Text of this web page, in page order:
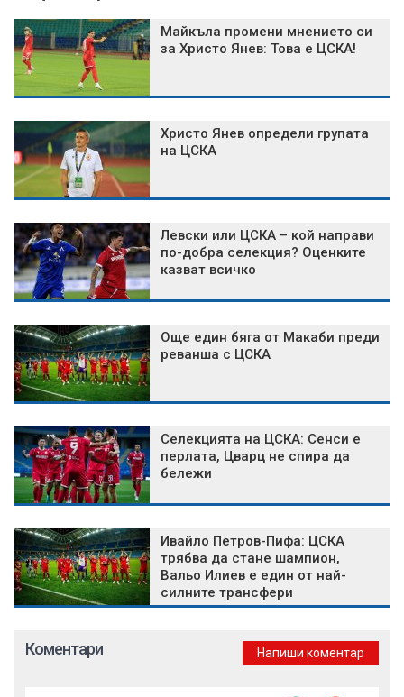
Майкъла промени мнението си
за Христо Янев: Това е ЦСКА!
Христо Янев определи групата
на ЦСКА
Левски или ЦСКА – кой направи
по-добра селекция? Оценките
казват всичко
Още един бяга от Макаби преди
реванша с ЦСКА
Селекцията на ЦСКА: Сенси е
перлата, Цварц не спира да
бележи
Ивайло Петров-Пифа: ЦСКА
трябва да стане шампион,
Вальо Илиев е един от най-
силните трансфери
Коментари Напиши коментар